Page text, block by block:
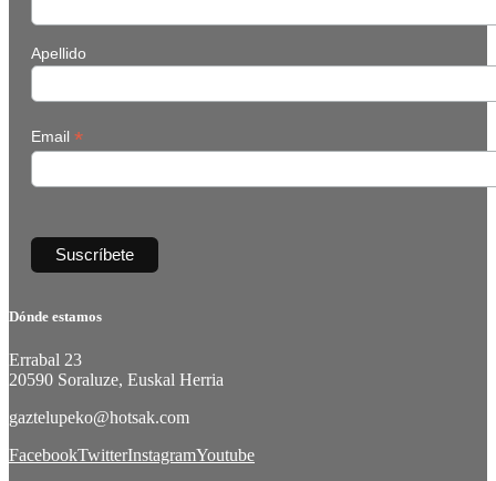
Apellido
Email *
Dónde estamos
Errabal 23
20590 Soraluze, Euskal Herria
gaztelupeko@hotsak.com
FacebookTwitterInstagramYoutube